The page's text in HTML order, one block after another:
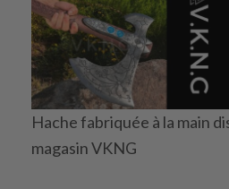
Hache fabriquée à la main
magasin VKNG